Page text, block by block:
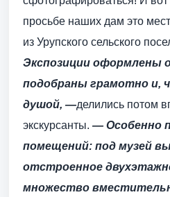
просьбе наших дам это
из Урупского сельского
Экспозиции оформлены
подобраны грамотно и,
душой, —делились потом
экскурсанты. — Особенно
помещений: под музей
отстроенное
множество